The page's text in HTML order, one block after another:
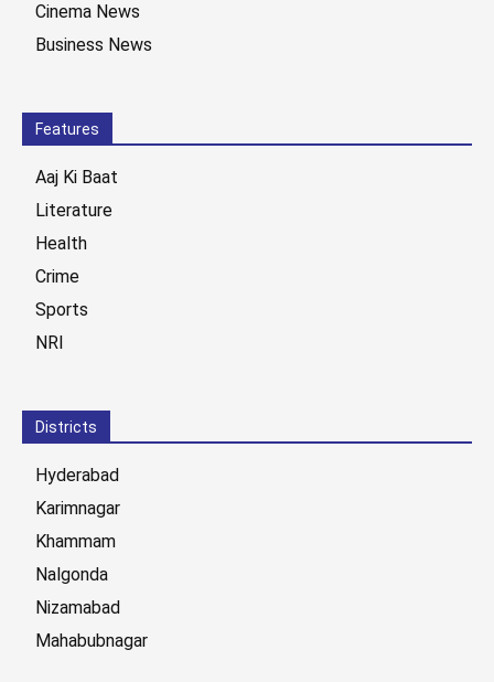
Cinema News
Business News
Features
Aaj Ki Baat
Literature
Health
Crime
Sports
NRI
Districts
Hyderabad
Karimnagar
Khammam
Nalgonda
Nizamabad
Mahabubnagar